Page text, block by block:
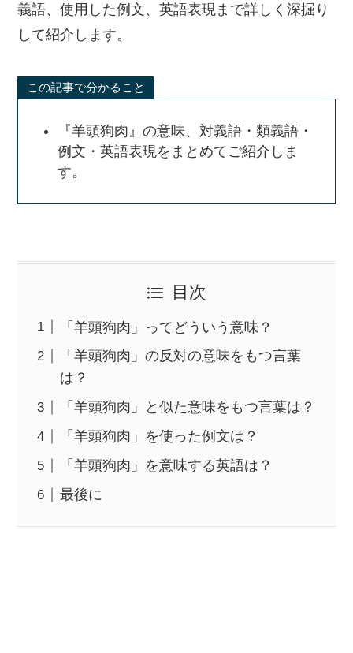
義語、使用した例文、英語表現まで詳しく深掘り
して紹介します。
この記事で分かること
『羊頭狗肉』の意味、対義語・類義語・
例文・英語表現をまとめてご紹介しま
す。
目次
「羊頭狗肉」ってどういう意味？
「羊頭狗肉」の反対の意味をもつ言葉
は？
「羊頭狗肉」と似た意味をもつ言葉は？
「羊頭狗肉」を使った例文は？
「羊頭狗肉」を意味する英語は？
最後に